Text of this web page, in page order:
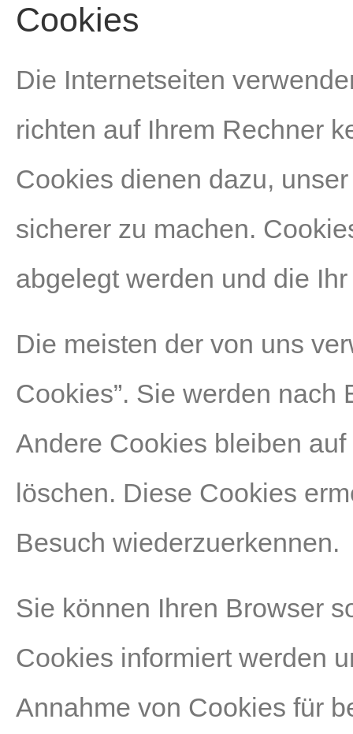
Cookies
Die Internetseiten
richten auf Ihrem Rechner
Cookies dienen dazu,
sicherer zu machen.
abgelegt werden und die
Die meisten der von uns
Cookies”. Sie werden nach
Andere Cookies bleiben
löschen. Diese Cookies
Besuch wiederzuerkennen.
Sie können Ihren Browser
Cookies informiert werden
Annahme von Cookies für